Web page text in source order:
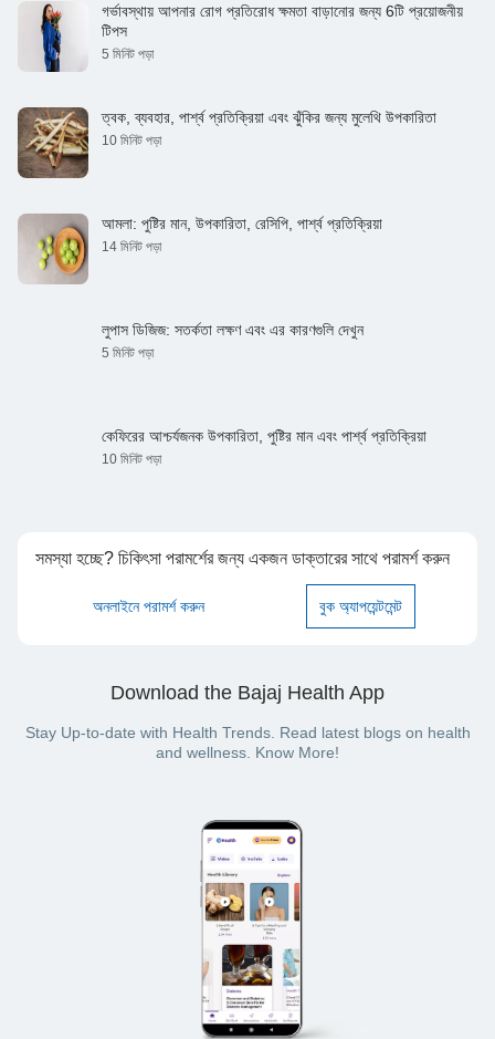
গর্ভাবস্থায় আপনার রোগ প্রতিরোধ ক্ষমতা বাড়ানোর জন্য 6টি প্রয়োজনীয়
টিপস
5 মিনিট পড়া
ত্বক, ব্যবহার, পার্শ্ব প্রতিক্রিয়া এবং ঝুঁকির জন্য মুলেথি উপকারিতা
10 মিনিট পড়া
আমলা: পুষ্টির মান, উপকারিতা, রেসিপি, পার্শ্ব প্রতিক্রিয়া
14 মিনিট পড়া
লুপাস ডিজিজ: সতর্কতা লক্ষণ এবং এর কারণগুলি দেখুন
5 মিনিট পড়া
কেফিরের আশ্চর্যজনক উপকারিতা, পুষ্টির মান এবং পার্শ্ব প্রতিক্রিয়া
10 মিনিট পড়া
সমস্যা হচ্ছে? চিকিৎসা পরামর্শের জন্য একজন ডাক্তারের সাথে পরামর্শ করুন
অনলাইনে পরামর্শ করুন বুক অ্যাপয়েন্টমেন্ট
Download the Bajaj Health App
Stay Up-to-date with Health Trends. Read latest blogs on health
and wellness. Know More!